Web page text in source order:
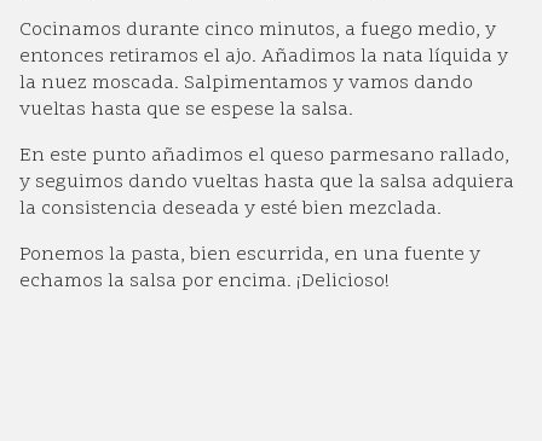
Cocinamos durante cinco minutos, a fuego medio, y
entonces retiramos el ajo. Añadimos la nata líquida y
la nuez moscada. Salpimentamos y vamos dando
vueltas hasta que se espese la salsa.
En este punto añadimos el queso parmesano rallado,
y seguimos dando vueltas hasta que la salsa adquiera
la consistencia deseada y esté bien mezclada.
Ponemos la pasta, bien escurrida, en una fuente y
echamos la salsa por encima. ¡Delicioso!